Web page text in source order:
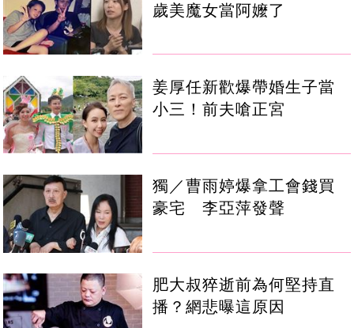
歲美魔女當阿嬤了
姜厚任新歡爆帶婚生子當
小三！前夫嗆正宮
獨／曹雨婷爆拿工會錢買
豪宅 李亞萍發聲
肥大叔猝逝前為何堅持直
播？網悲曝這原因